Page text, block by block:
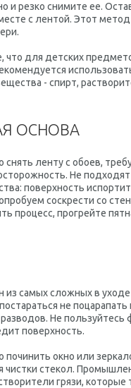
и резко снимите ее.
с лентой. Этот метод
что для детских
- спирт,
ОСНОВА
ленту с обоев,
Не
поверхность
соскрести со
процесс, прогрейте
из самых сложных в
не поцарапать
Не пользуйтесь
поверхность.
починить окно или
чистки стекол.
грязи, которые